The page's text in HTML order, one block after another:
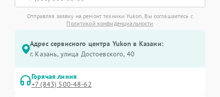
Отправляя заявку на ремонт техники Yukon, Вы соглашаетесь с
Политикой конфиденциальности
Адрес сервисного центра Yukon в Казани:
г. Казань, улица Достоевского, 40
Горячая линия
+7 (843) 500-48-62